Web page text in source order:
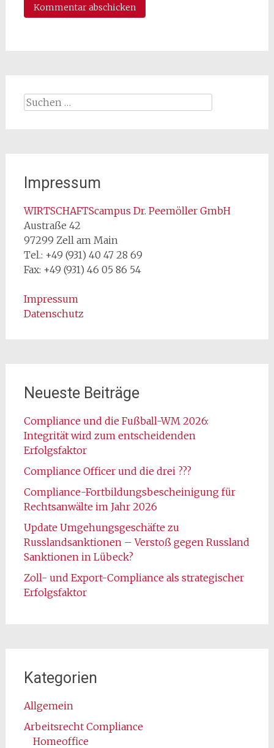
Suchen
nach:
Impressum
WIRTSCHAFTScampus Dr. Peemöller GmbH
Austraße 42
97299 Zell am Main
Tel.: +49 (931) 40 47 28 69
Fax: +49 (931) 46 05 86 54
Impressum
Datenschutz
Neueste Beiträge
Compliance und die Fußball-WM 2026:
Integrität wird zum entscheidenden
Erfolgsfaktor
Compliance Officer und die drei ???
Compliance-Fortbildungsbescheinigung für
Rechtsanwälte im Jahr 2026
Update Umgehungsgeschäfte zu
Russlandsanktionen – Verstoß gegen Russland
Sanktionen in Lübeck?
Zoll- und Export-Compliance als strategischer
Erfolgsfaktor
Kategorien
Allgemein
Arbeitsrecht Compliance
Homeoffice